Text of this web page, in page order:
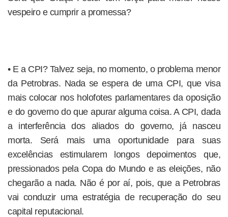
vespeiro e cumprir a promessa?
• E a CPI? Talvez seja, no momento, o problema menor
da Petrobras. Nada se espera de uma CPI, que visa
mais colocar nos holofotes parlamentares da oposição
e do governo do que apurar alguma coisa. A CPI, dada
a interferência dos aliados do governo, já nasceu
morta. Será mais uma oportunidade para suas
excelências estimularem longos depoimentos que,
pressionados pela Copa do Mundo e as eleições, não
chegarão a nada. Não é por aí, pois, que a Petrobras
vai conduzir uma estratégia de recuperação do seu
capital reputacional.